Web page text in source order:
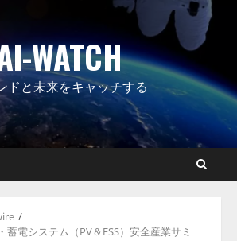
WATCH
ドと未来をキャッチする
蓄電システム（PV＆ESS）安全産業サミ